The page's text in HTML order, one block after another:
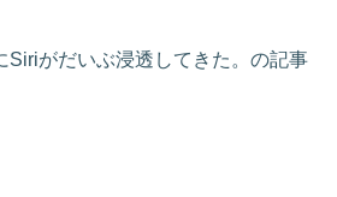
Siriがだいぶ浸透してきた。の記事